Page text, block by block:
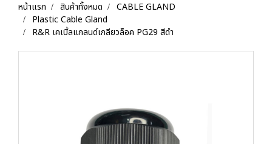
หน้าแรก สินค้าทั้งหมด
CABLE GLAND
Plastic Cable Gland
R&R เคเบิ้ลแกลนด์เกลียวล็อค PG29 สีดำ